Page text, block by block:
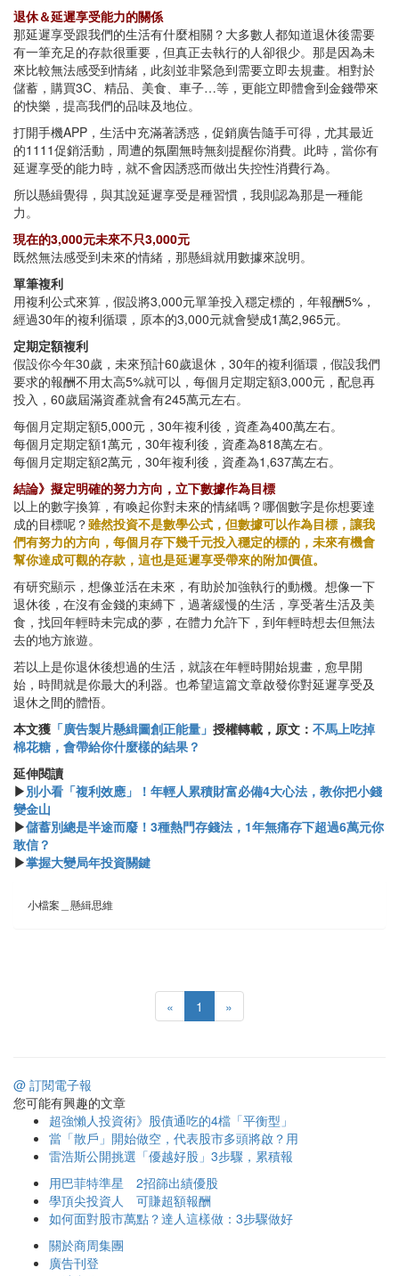
退休＆延遲享受能力的關係
那延遲享受跟我們的生活有什麼相關？大多數人都知道退休後需要
有一筆充足的存款很重要，但真正去執行的人卻很少。那是因為未
來比較無法感受到情緒，此刻並非緊急到需要立即去規畫。相對於
儲蓄，購買3C、精品、美食、車子…等，更能立即體會到金錢帶來
的快樂，提高我們的品味及地位。
打開手機APP，生活中充滿著誘惑，促銷廣告隨手可得，尤其最近
的1111促銷活動，周遭的氛圍無時無刻提醒你消費。此時，當你有
延遲享受的能力時，就不會因誘惑而做出失控性消費行為。
所以懸緝覺得，與其說延遲享受是種習慣，我則認為那是一種能
力。
現在的3,000元未來不只3,000元
既然無法感受到未來的情緒，那懸緝就用數據來說明。
單筆複利
用複利公式來算，假設將3,000元單筆投入穩定標的，年報酬5%，
經過30年的複利循環，原本的3,000元就會變成1萬2,965元。
定期定額複利
假設你今年30歲，未來預計60歲退休，30年的複利循環，假設我們
要求的報酬不用太高5%就可以，每個月定期定額3,000元，配息再
投入，60歲屆滿資產就會有245萬元左右。
每個月定期定額5,000元，30年複利後，資產為400萬左右。
每個月定期定額1萬元，30年複利後，資產為818萬左右。
每個月定期定額2萬元，30年複利後，資產為1,637萬左右。
結論》擬定明確的努力方向，立下數據作為目標
以上的數字換算，有喚起你對未來的情緒嗎？哪個數字是你想要達
成的目標呢？雖然投資不是數學公式，但數據可以作為目標，讓我
們有努力的方向，每個月存下幾千元投入穩定的標的，未來有機會
幫你達成可觀的存款，這也是延遲享受帶來的附加價值。
有研究顯示，想像並活在未來，有助於加強執行的動機。想像一下
退休後，在沒有金錢的束縛下，過著緩慢的生活，享受著生活及美
食，找回年輕時未完成的夢，在體力允許下，到年輕時想去但無法
去的地方旅遊。
若以上是你退休後想過的生活，就該在年輕時開始規畫，愈早開
始，時間就是你最大的利器。也希望這篇文章啟發你對延遲享受及
退休之間的體悟。
本文獲 「廣告製片懸緝圖創正能量」 授權轉載，原文： 不馬上吃掉
棉花糖，會帶給你什麼樣的結果？
​​延伸閱讀
▶別小看「複利效應」！年輕人累積財富必備4大心法，教你把小錢
變金山
▶儲蓄別總是半途而廢！3種熱門存錢法，1年無痛存下超過6萬元你
敢信？
▶掌握大變局年投資關鍵
小檔案＿懸緝思維
« 1 »
@ 訂閱電子報
您可能有興趣的文章
超強懶人投資術》股債通吃的4檔「平衡型」
當「散戶」開始做空，代表股市多頭將啟？用
雷浩斯公開挑選「優越好股」3步驟，累積報
用巴菲特準星 2招篩出績優股
學頂尖投資人 可賺超額報酬
如何面對股市萬點？達人這樣做：3步驟做好
關於商周集團
廣告刊登